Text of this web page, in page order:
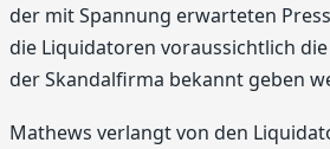
der mit Spannung erwarteten
die Liquidatoren voraussichtlich
der Skandalfirma bekannt geben
Mathews verlangt von den